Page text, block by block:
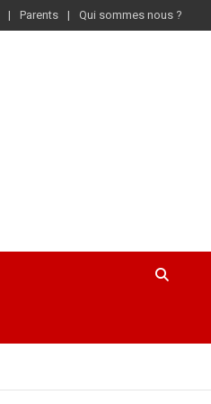
Parents Qui sommes nous ?